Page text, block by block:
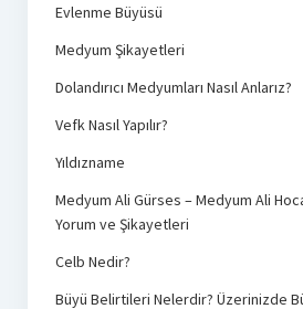
Evlenme Büyüsü
Medyum Şikayetleri
Dolandırıcı Medyumları Nasıl Anlarız?
Vefk Nasıl Yapılır?
Yıldızname
Medyum Ali Gürses – Medyum Ali
Yorum ve Şikayetleri
Celb Nedir?
Büyü Belirtileri Nelerdir? Üzerinizde